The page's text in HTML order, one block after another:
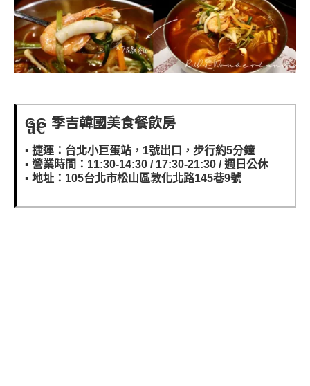
GG 季吉韓國美食餐飲房
▪️ 捷運：台北小巨蛋站，1號出口，步行約5分鐘
▪️ 營業時間：11:30-14:30 / 17:30-21:30 / 週日公休
▪️ 地址：105台北市松山區敦化北路145巷9號